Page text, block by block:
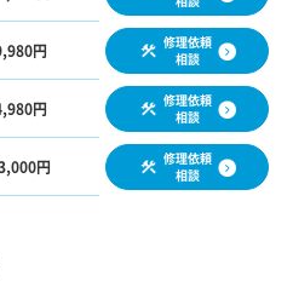
円
修理依頼
相談
円
修理依頼
相談
円
修理依頼
相談